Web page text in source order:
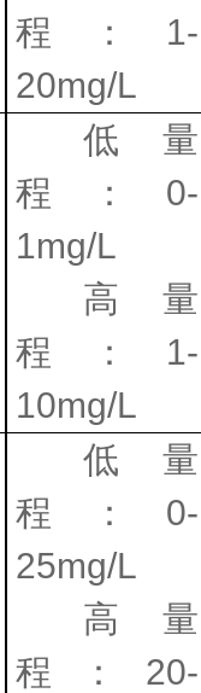
程： 1-
20mg/L
低量
程： 0-
1mg/L
高量
程： 1-
10mg/L
低量
程： 0-
25mg/L
高量
程： 20-